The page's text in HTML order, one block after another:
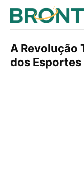
A Revolução
dos Esportes